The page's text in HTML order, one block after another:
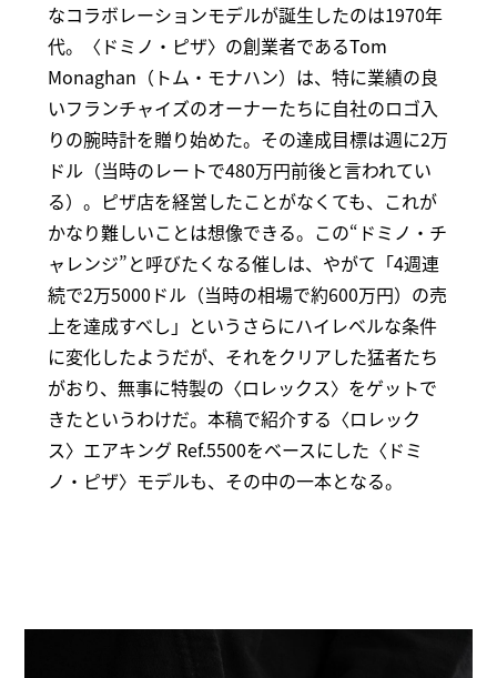
なコラボレーションモデルが誕生したのは1970年
代。〈ドミノ・ピザ〉の創業者であるTom
Monaghan（トム・モナハン）は、特に業績の良
いフランチャイズのオーナーたちに自社のロゴ入
りの腕時計を贈り始めた。その達成目標は週に2万
ドル（当時のレートで480万円前後と言われてい
る）。ピザ店を経営したことがなくても、これが
かなり難しいことは想像できる。この“ドミノ・チ
ャレンジ”と呼びたくなる催しは、やがて「4週連
続で2万5000ドル（当時の相場で約600万円）の売
上を達成すべし」というさらにハイレベルな条件
に変化したようだが、それをクリアした猛者たち
がおり、無事に特製の〈ロレックス〉をゲットで
きたというわけだ。本稿で紹介する〈ロレック
ス〉エアキング Ref.5500をベースにした〈ドミ
ノ・ピザ〉モデルも、その中の一本となる。